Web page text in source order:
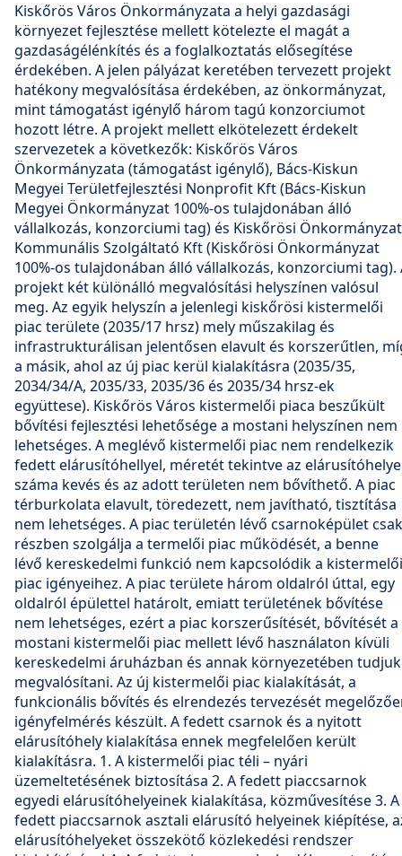
Kiskőrös Város Önkormányzata a helyi gazdasági
környezet fejlesztése mellett kötelezte el magát a
gazdaságélénkítés és a foglalkoztatás elősegítése
érdekében. A jelen pályázat keretében tervezett projekt
hatékony megvalósítása érdekében, az önkormányzat,
mint támogatást igénylő három tagú konzorciumot
hozott létre. A projekt mellett elkötelezett érdekelt
szervezetek a következők: Kiskőrös Város
Önkormányzata (támogatást igénylő), Bács-Kiskun
Megyei Területfejlesztési Nonprofit Kft (Bács-Kiskun
Megyei Önkormányzat 100%-os tulajdonában álló
vállalkozás, konzorciumi tag) és Kiskőrösi Önkormányzat
Kommunális Szolgáltató Kft (Kiskőrösi Önkormányzat
100%-os tulajdonában álló vállalkozás, konzorciumi tag).
projekt két különálló megvalósítási helyszínen valósul
meg. Az egyik helyszín a jelenlegi kiskőrösi kistermelői
piac területe (2035/17 hrsz) mely műszakilag és
infrastrukturálisan jelentősen elavult és korszerűtlen,
a másik, ahol az új piac kerül kialakításra (2035/35,
2034/34/A, 2035/33, 2035/36 és 2035/34 hrsz-ek
együttese). Kiskőrös Város kistermelői piaca beszűkült
bővítési fejlesztési lehetősége a mostani helyszínen nem
lehetséges. A meglévő kistermelői piac nem rendelkezik
fedett elárusítóhellyel, méretét tekintve az
száma kevés és az adott területen nem bővíthető. A piac
térburkolata elavult, töredezett, nem javítható, tisztítása
nem lehetséges. A piac területén lévő csarnoképület csak
részben szolgálja a termelői piac működését, a benne
lévő kereskedelmi funkció nem kapcsolódik a kistermelői
piac igényeihez. A piac területe három oldalról úttal, egy
oldalról épülettel határolt, emiatt területének bővítése
nem lehetséges, ezért a piac korszerűsítését, bővítését a
mostani kistermelői piac mellett lévő használaton kívüli
kereskedelmi áruházban és annak környezetében tudjuk
megvalósítani. Az új kistermelői piac kialakítását, a
funkcionális bővítés és elrendezés tervezését
igényfelmérés készült. A fedett csarnok és a nyitott
elárusítóhely kialakítása ennek megfelelően került
kialakításra. 1. A kistermelői piac téli – nyári
üzemeltetésének biztosítása 2. A fedett piaccsarnok
egyedi elárusítóhelyeinek kialakítása, közművesítése 3. A
fedett piaccsarnok asztali elárusító helyeinek kiépítése,
elárusítóhelyeket összekötő közlekedési rendszer